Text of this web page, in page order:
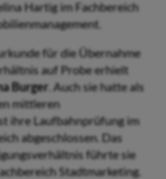
Hartig im Fachbereich
für die Übernahme
auf Probe erhielt
Burger . Auch sie hatte als
mittleren
ihre Laufbahnprüfung im
abgeschlossen. Das
führte sie
Stadtmarketing.